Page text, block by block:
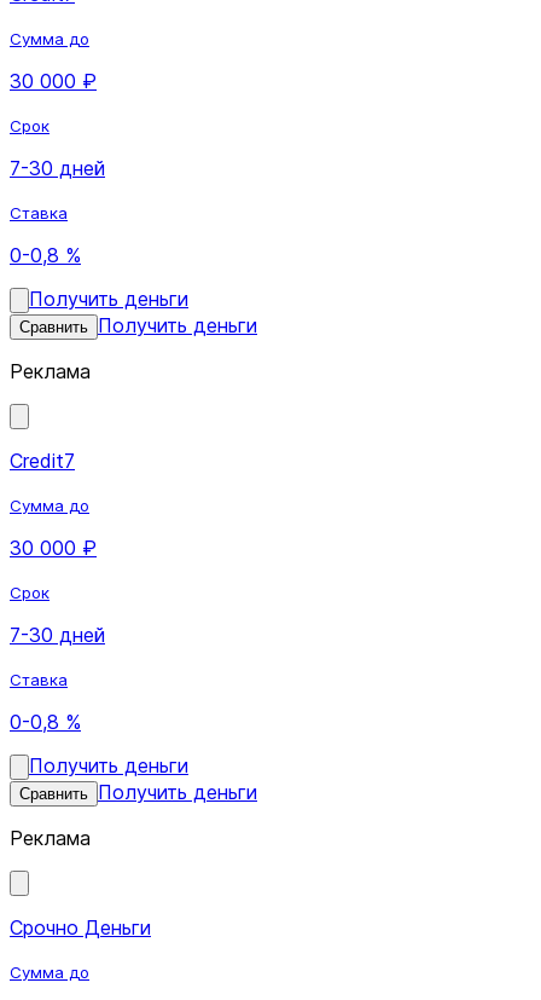
Сумма до
30 000 ₽
Срок
7-30 дней
Ставка
0-0,8 %
Получить деньги
Сравнить Получить деньги
Реклама
Credit7
Сумма до
30 000 ₽
Срок
7-30 дней
Ставка
0-0,8 %
Получить деньги
Сравнить Получить деньги
Реклама
Срочно Деньги
Сумма до